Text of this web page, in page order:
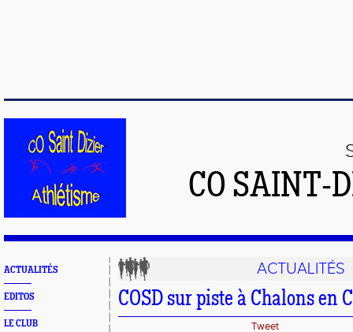
CO SAINT-
ACTUALITÉS
EDITOS
LE CLUB
ACTUALITÉS
COSD sur piste à Chalons en
Tweet